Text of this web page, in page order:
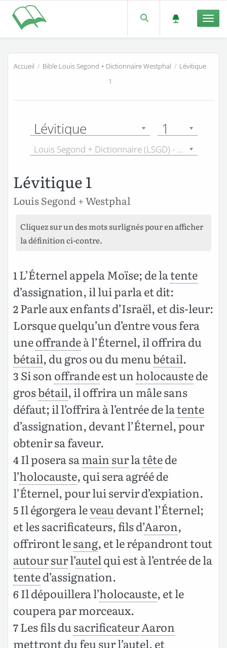
Accueil / Bible Louis Segond + Dictionnaire Westphal / Lévitique
1
Lévitique 1
Louis Segond + Dictionnaire (LSGD) - 1910
Lévitique 1
Louis Segond + Westphal
Cliquez sur un des mots surlignés pour en afficher
la définition ci-contre.
1 L’Éternel appela Moïse; de latente
d’assignation, il lui parla et dit:
2Parle aux enfants d’Israël, et dis-leur:
Lorsque quelqu’un d’entre vous fera
uneoffrandeà l’Éternel, il offrira du
bétail, du gros ou du menubétail.
3 Si son offrandeest un holocaustede
grosbétail, il offrira un mâle sans
défaut; il l’offrira à l’entrée de latente
d’assignation, devant l’Éternel, pour
obtenir sa faveur.
4Il posera samain surlatêtede
l’holocauste, qui sera agréé de
l’Éternel, pour lui servir d’expiation.
5Il égorgera leveaudevant l’Éternel;
et les sacrificateurs, fils d’Aaron,
offriront lesang, et le répandront tout
autoursurl’autelqui est à l’entrée de la
tented’assignation.
6 Il dépouillera l’holocauste, et le
coupera par morceaux.
7Les fils dusacrificateurAaron
mettront dufeusurl’autel, et